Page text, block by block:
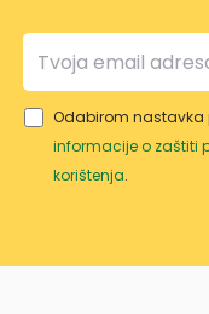
Odabirom nastavka
informacije o zaštiti
korištenja.